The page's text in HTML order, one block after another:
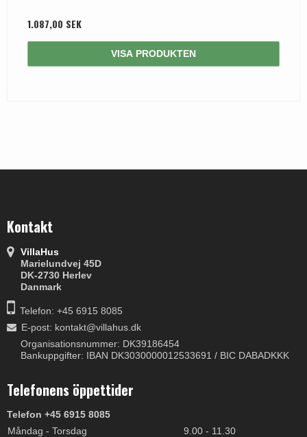
1.087,00 SEK
VISA PRODUKTEN
Kontakt
VillaHus
Marielundvej 45D
DK-2730 Herlev
Danmark
Telefon: +45 6915 8085
E-post: kontakt@villahus.dk
Organisationsnummer: DK39186454
Bankuppgifter: IBAN DK3030000012533691 / BIC DABADKKK
Telefonens öppettider
Telefon +45 6915 8085
Måndag - Torsdag
9.00 - 11.30